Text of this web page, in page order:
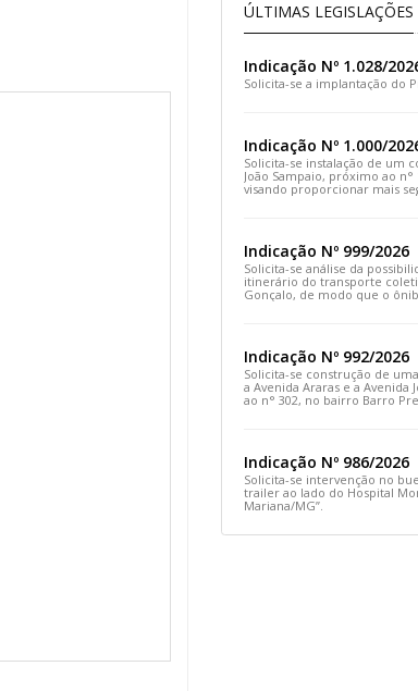
ÚLTIMAS LEGISLAÇÕES
Indicação Nº 1.028/
Solicita-se a implantação do
Indicação Nº 1.000/
Solicita-se instalação de um
João Sampaio, próximo ao
visando proporcionar mais
Indicação Nº 999/2026
Solicita-se análise da
itinerário do transporte
Gonçalo, de modo que o
Indicação Nº 992/2026
Solicita-se construção de
a Avenida Araras e a Avenida
ao n° 302, no bairro Barro
Indicação Nº 986/2026
Solicita-se intervenção no
trailer ao lado do Hospital
Mariana/MG”.